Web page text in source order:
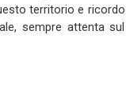
territorio e ricordo
sempre attenta sul